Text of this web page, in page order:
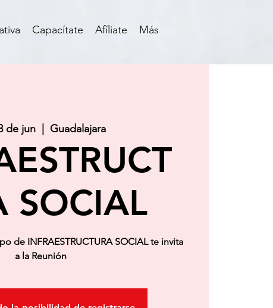
Capacítate Afíliate Más
de jun
  |
Guadalajara
SOCIAL
de INFRAESTRUCTURA SOCIAL te invita
a la Reunión